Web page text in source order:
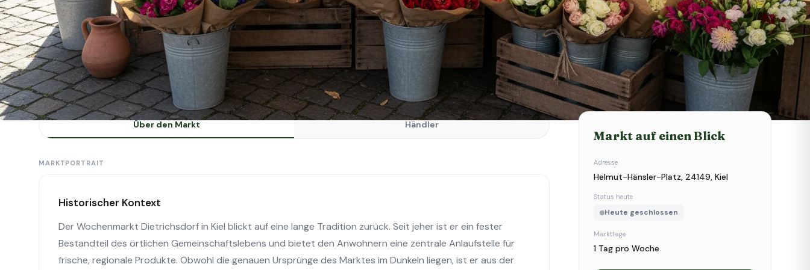
Markttage
Samstag
Standort
Kiel
Status heute
Heute geschlossen
Über den Markt Händler
MARKTPORTRAIT
Historischer Kontext
Der Wochenmarkt Dietrichsdorf in Kiel blickt auf eine lange Tradition zurück. Seit jeher ist er ein fester
Bestandteil des örtlichen Gemeinschaftslebens und bietet den Anwohnern eine zentrale Anlaufstelle für
frische, regionale Produkte. Obwohl die genauen Ursprünge des Marktes im Dunkeln liegen, ist er aus der
Markt auf einen Blick
Adresse
Helmut-Hänsler-Platz, 24149, Kiel
Status heute
Heute geschlossen
Markttage
1 Tag pro Woche